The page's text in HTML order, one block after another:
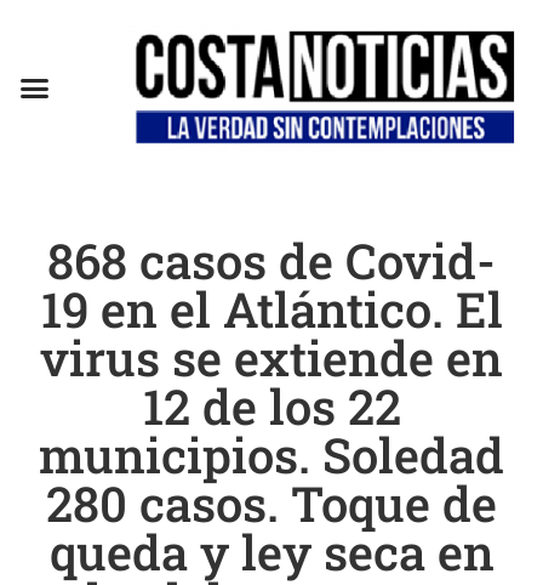
868 casos de Covid-
19 en el Atlántico. El
virus se extiende en
12 de los 22
municipios. Soledad
280 casos. Toque de
queda y ley seca en